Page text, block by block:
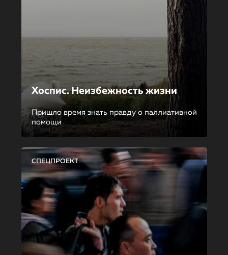
Хоспис. Неизбежность жизни
Пришло время знать правду о паллиативной
помощи
СПЕЦПРОЕКТ